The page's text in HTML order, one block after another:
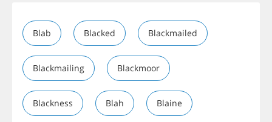
Blab Blacked Blackmailed
Blackmailing Blackmoor
Blackness Blah Blaine